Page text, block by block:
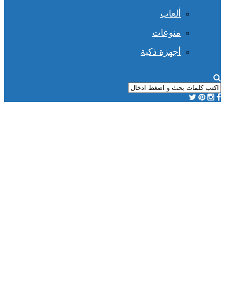
ألعاب
منوعات
أجهزة ذكية